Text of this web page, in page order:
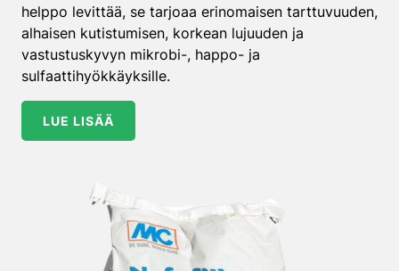
helppo levittää, se tarjoaa erinomaisen tarttuvuuden,
alhaisen kutistumisen, korkean lujuuden ja
vastustuskyvyn mikrobi-, happo- ja
sulfaattihyökkäyksille.
LUE LISÄÄ